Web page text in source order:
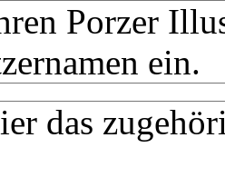
Porzer
ein.
das